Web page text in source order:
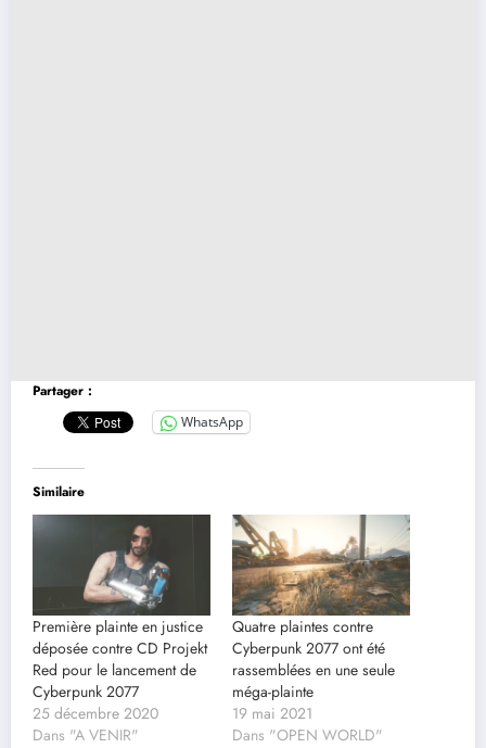
Partager :
WhatsApp
Similaire
Première plainte en justice
déposée contre CD Projekt
Red pour le lancement de
Cyberpunk 2077
25 décembre 2020
Dans "A VENIR"
Quatre plaintes contre
Cyberpunk 2077 ont été
rassemblées en une seule
méga-plainte
19 mai 2021
Dans "OPEN WORLD"